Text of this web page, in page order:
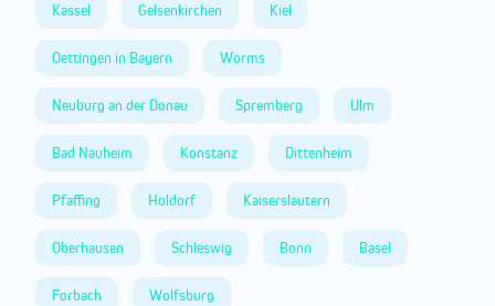
Kassel Gelsenkirchen Kiel
Oettingen in Bayern Worms
Neuburg an der Donau Spremberg Ulm
Bad Nauheim Konstanz Dittenheim
Pfaffing Holdorf Kaiserslautern
Oberhausen Schleswig Bonn Basel
Forbach Wolfsburg